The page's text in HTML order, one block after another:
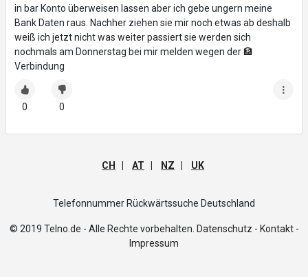
in bar Konto überweisen lassen aber ich gebe ungern meine
Bank Daten raus. Nachher ziehen sie mir noch etwas ab deshalb
weiß ich jetzt nicht was weiter passiert sie werden sich
nochmals am Donnerstag bei mir melden wegen der 🏦
Verbindung
0 0
CH AT NZ UK
Telefonnummer Rückwärtssuche Deutschland
© 2019 Telno.de - Alle Rechte vorbehalten. Datenschutz - Kontakt -
Impressum